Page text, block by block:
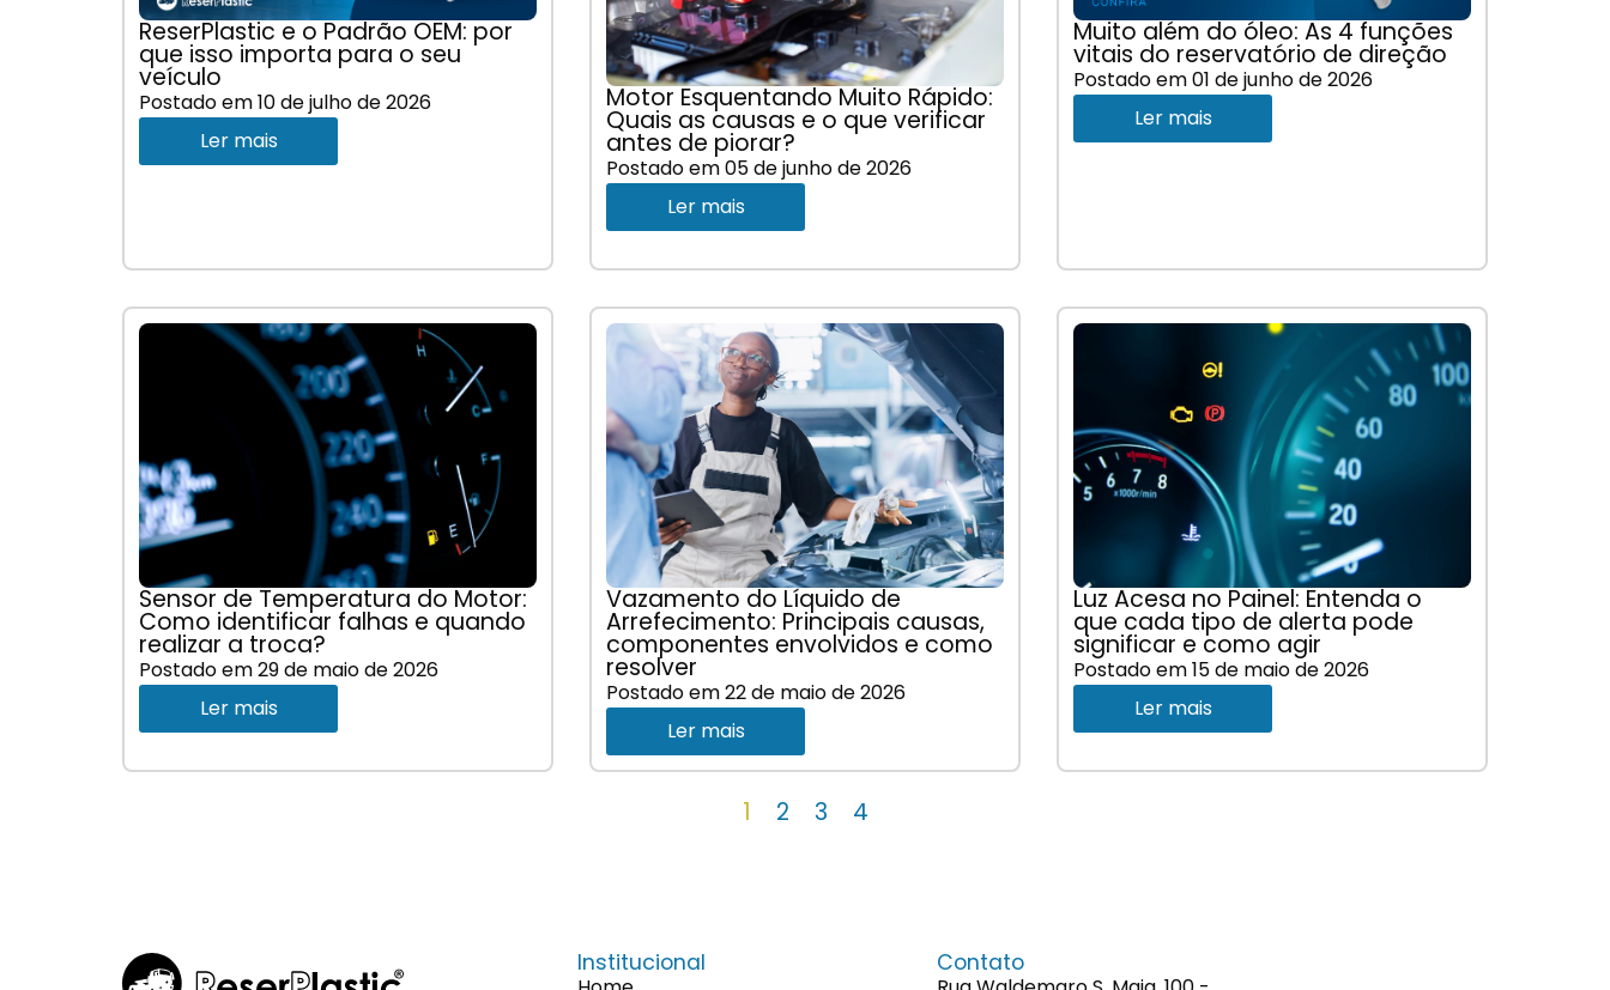
ReserPlastic e o Padrão OEM: por
que isso importa para o seu
veículo
Postado em10 de julho de 2026
Ler mais
Motor Esquentando Muito Rápido:
Quais as causas e o que verificar
antes de piorar?
Postado em05 de junho de 2026
Ler mais
Muito além do óleo: As 4 funções
vitais do reservatório de direção
Postado em01 de junho de 2026
Ler mais
Sensor de Temperatura do Motor:
Como identificar falhas e quando
realizar a troca?
Postado em29 de maio de 2026
Ler mais
Vazamento do Líquido de
Arrefecimento: Principais causas,
componentes envolvidos e como
resolver
Postado em22 de maio de 2026
Ler mais
Luz Acesa no Painel: Entenda o
que cada tipo de alerta pode
significar e como agir
Postado em15 de maio de 2026
Ler mais
1 2 3 4
Institucional Contato